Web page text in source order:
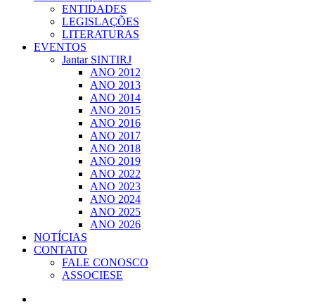
ENTIDADES
LEGISLAÇÕES
LITERATURAS
EVENTOS
Jantar SINTIRJ
ANO 2012
ANO 2013
ANO 2014
ANO 2015
ANO 2016
ANO 2017
ANO 2018
ANO 2019
ANO 2022
ANO 2023
ANO 2024
ANO 2025
ANO 2026
NOTÍCIAS
CONTATO
FALE CONOSCO
ASSOCIESE